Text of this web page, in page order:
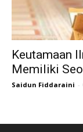
Keutamaan
Memiliki
Saidun Fiddaraini -